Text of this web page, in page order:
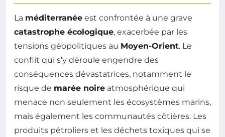
La méditerranée est confrontée à une grave
catastrophe écologique, exacerbée par les
tensions géopolitiques au Moyen-Orient. Le
conflit qui s’y déroule engendre des
conséquences dévastatrices, notamment le
risque de marée noire atmosphérique qui
menace non seulement les écosystèmes marins,
mais également les communautés côtières. Les
produits pétroliers et les déchets toxiques qui se